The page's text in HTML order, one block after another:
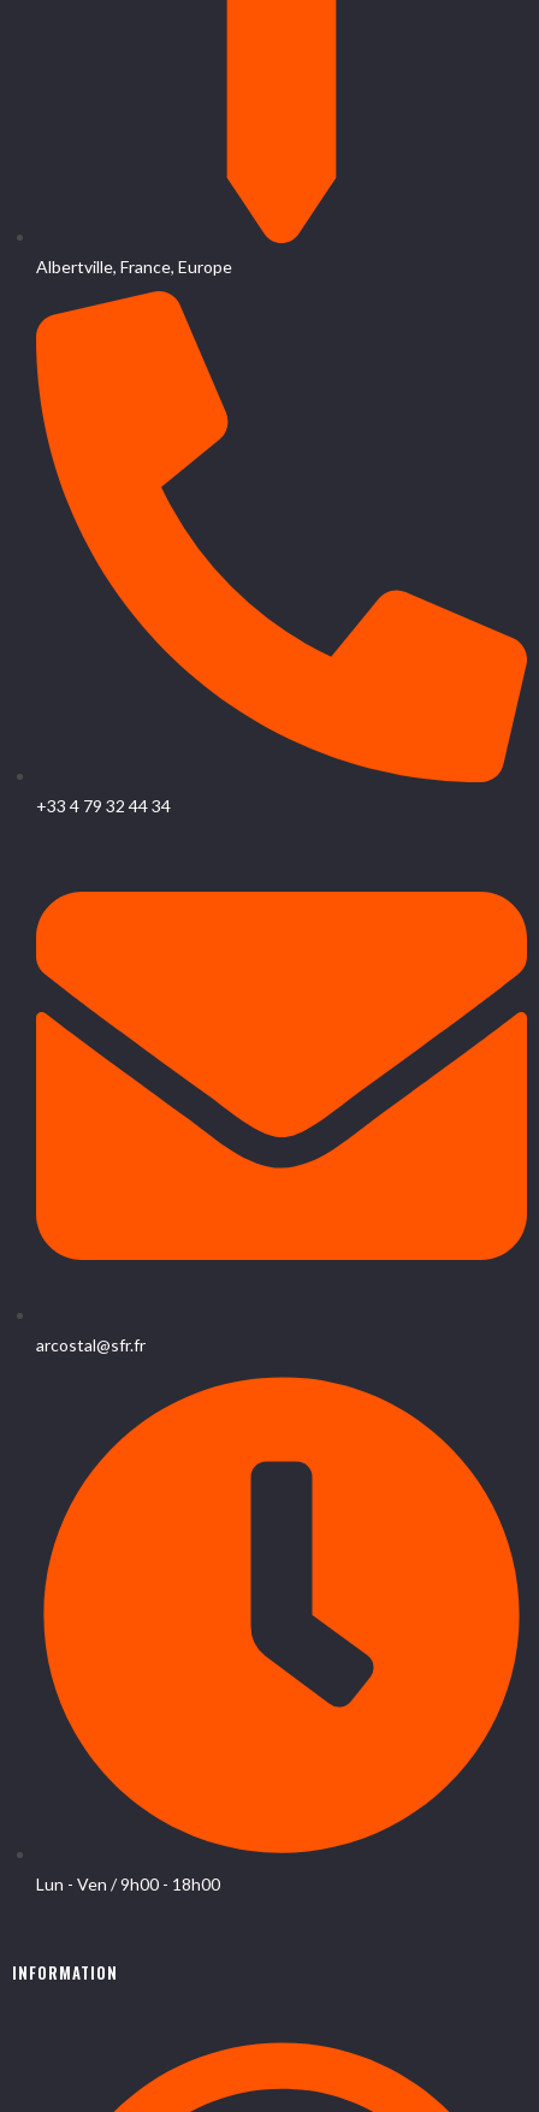
Albertville, France, Europe
+33 4 79 32 44 34
arcostal@sfr.fr
Lun - Ven / 9h00 - 18h00
INFORMATION